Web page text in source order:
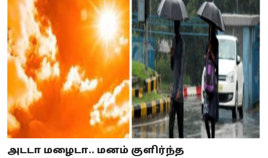
அடடா மழைடா.. மனம் குளிர்ந்த